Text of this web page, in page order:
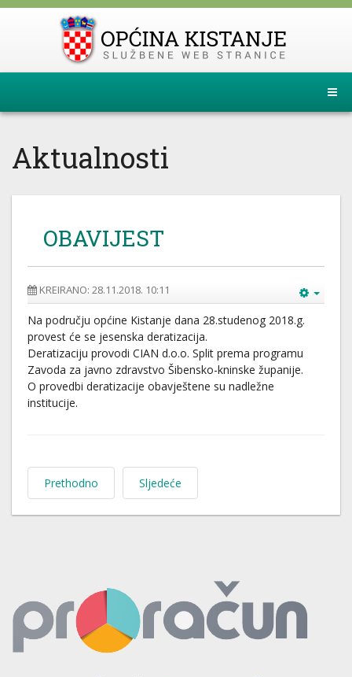
Aktualnosti
OBAVIJEST
KREIRANO: 28.11.2018. 10:11
Na području općine Kistanje dana 28.studenog 2018.g.
provest će se jesenska deratizacija.
Deratizaciju provodi CIAN d.o.o. Split prema programu
Zavoda za javno zdravstvo Šibensko-kninske županije.
O provedbi deratizacije obavještene su nadležne
institucije.
Prethodno Sljedeće